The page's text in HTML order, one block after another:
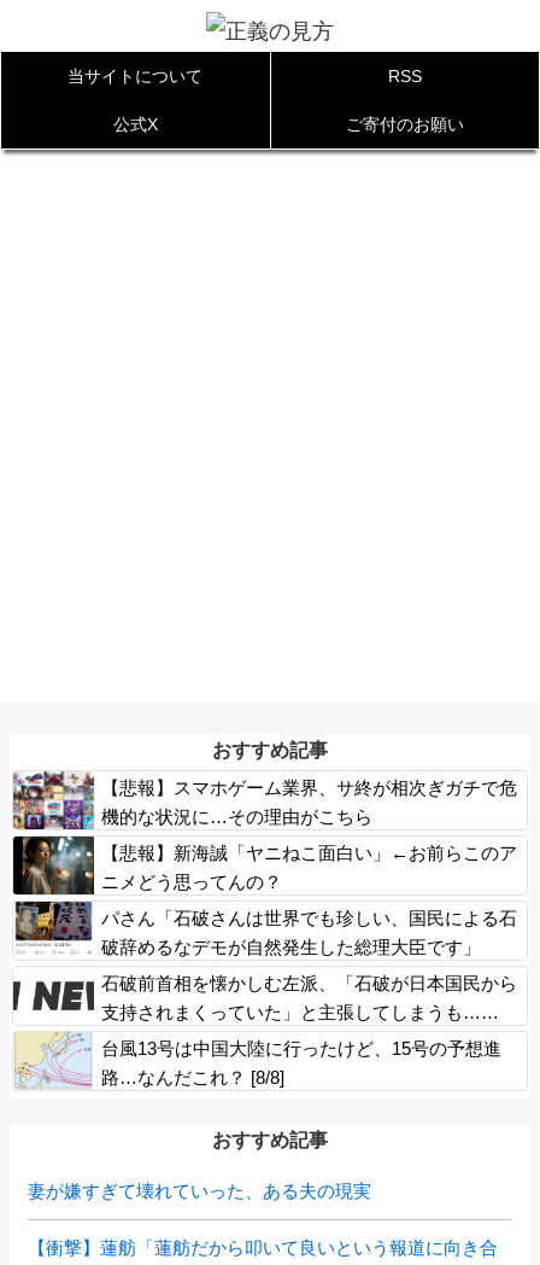
当サイトについて RSS
公式X ご寄付のお願い
おすすめ記事
【悲報】スマホゲーム業界、サ終が相次ぎガチで危
機的な状況に…その理由がこちら
【悲報】新海誠「ヤニねこ面白い」←お前らこのア
ニメどう思ってんの？
パさん「石破さんは世界でも珍しい、国民による石
破辞めるなデモが自然発生した総理大臣です」
石破前首相を懐かしむ左派、「石破が日本国民から
支持されまくっていた」と主張してしまうも……
台風13号は中国大陸に行ったけど、15号の予想進
路…なんだこれ？ [8/8]
おすすめ記事
妻が嫌すぎて壊れていった、ある夫の現実
【衝撃】蓮舫「蓮舫だから叩いて良いという報道に向き合